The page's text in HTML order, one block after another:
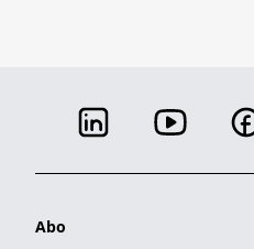
Abo